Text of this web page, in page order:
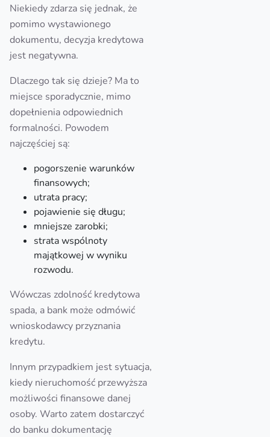
Niekiedy zdarza się jednak, że
pomimo wystawionego
dokumentu, decyzja kredytowa
jest negatywna.
Dlaczego tak się dzieje? Ma to
miejsce sporadycznie, mimo
dopełnienia odpowiednich
formalności. Powodem
najczęściej są:
pogorszenie warunków
finansowych;
utrata pracy;
pojawienie się długu;
mniejsze zarobki;
strata wspólnoty
majątkowej w wyniku
rozwodu.
Wówczas zdolność kredytowa
spada, a bank może odmówić
wnioskodawcy przyznania
kredytu.
Innym przypadkiem jest sytuacja,
kiedy nieruchomość przewyższa
możliwości finansowe danej
osoby. Warto zatem dostarczyć
do banku dokumentację